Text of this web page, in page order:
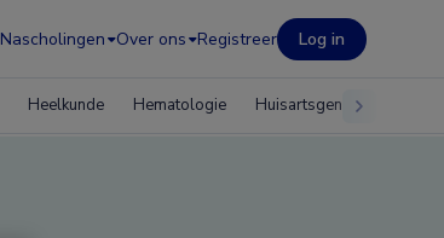
Nascholingen Over ons Registreer Log in
Heelkunde Hematologie Huisartsgeneeskunde